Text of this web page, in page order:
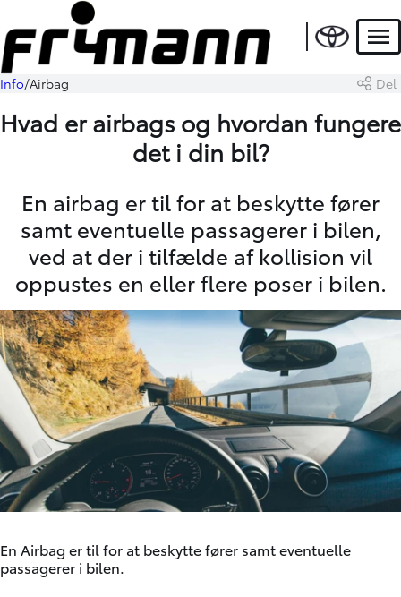
Info Airbag Del
Hvad er airbags og hvordan fungere
det i din bil?
En airbag er til for at beskytte fører
samt eventuelle passagerer i bilen,
ved at der i tilfælde af kollision vil
oppustes en eller flere poser i bilen.
En Airbag er til for at beskytte fører samt eventuelle
passagerer i bilen.